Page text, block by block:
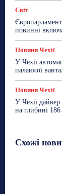
Світ
повинні
Новини Чехії
У Чехії
палаючої
Новини Чехії
У Чехії
на глибині 186
Схожі